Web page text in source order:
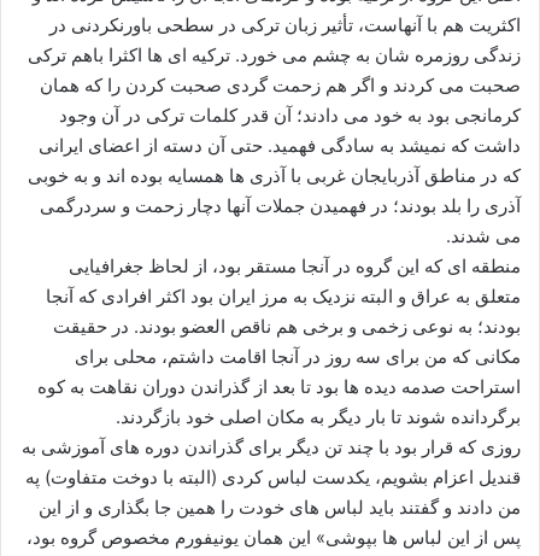
اکثریت هم با آنهاست، تأثیر زبان ترکی در سطحی باورنکردنی در
زندگی روزمره شان به چشم می خورد. ترکیه ای ها اکثرا باهم ترکی
صحبت می کردند و اگر هم زحمت گردی صحبت کردن را که همان
کرمانجی بود به خود می دادند؛ آن قدر کلمات ترکی در آن وجود
داشت که نمیشد به سادگی فهمید. حتی آن دسته از اعضای ایرانی
که در مناطق آذربایجان غربی با آذری ها همسایه بوده اند و به خوبی
آذری را بلد بودند؛ در فهمیدن جملات آنها دچار زحمت و سردرگمی
می شدند.
منطقه ای که این گروه در آنجا مستقر بود، از لحاظ جغرافیایی
متعلق به عراق و البته نزدیک به مرز ایران بود اکثر افرادی که آنجا
بودند؛ به نوعی زخمی و برخی هم ناقص العضو بودند. در حقیقت
مکانی که من برای سه روز در آنجا اقامت داشتم، محلی برای
استراحت صدمه دیده ها بود تا بعد از گذراندن دوران نقاهت به کوه
برگردانده شوند تا بار دیگر به مکان اصلی خود بازگردند.
روزی که قرار بود با چند تن دیگر برای گذراندن دوره های آموزشی به
قندیل اعزام بشویم، یکدست لباس کردی (البته با دوخت متفاوت) په
من دادند و گفتند باید لباس های خودت را همین جا بگذاری و از این
پس از این لباس ها بپوشی» این همان یونیفورم مخصوص گروه بود،